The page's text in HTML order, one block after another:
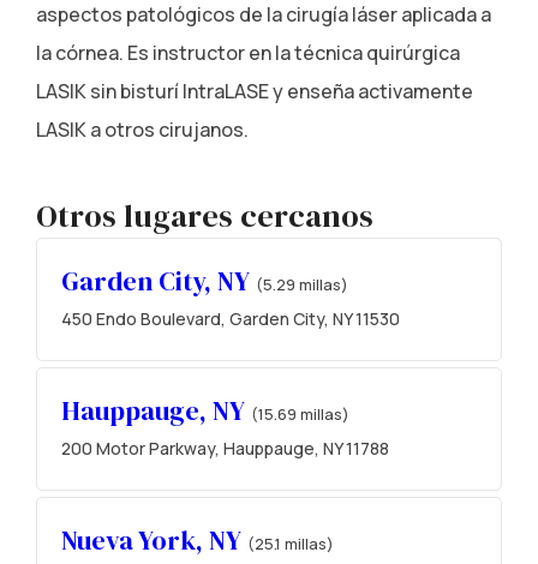
aspectos patológicos de la cirugía láser aplicada a
la córnea. Es instructor en la técnica quirúrgica
LASIK sin bisturí IntraLASE y enseña activamente
LASIK a otros cirujanos.
Otros lugares cercanos
Garden City, NY (5.29 millas)
450 Endo Boulevard, Garden City, NY 11530
Hauppauge, NY (15.69 millas)
200 Motor Parkway, Hauppauge, NY 11788
Nueva York, NY (25.1 millas)